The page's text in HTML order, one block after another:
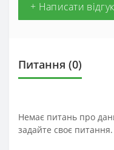
+ Написати відгук
Питання (0)
Немає питань про
задайте своє питання.